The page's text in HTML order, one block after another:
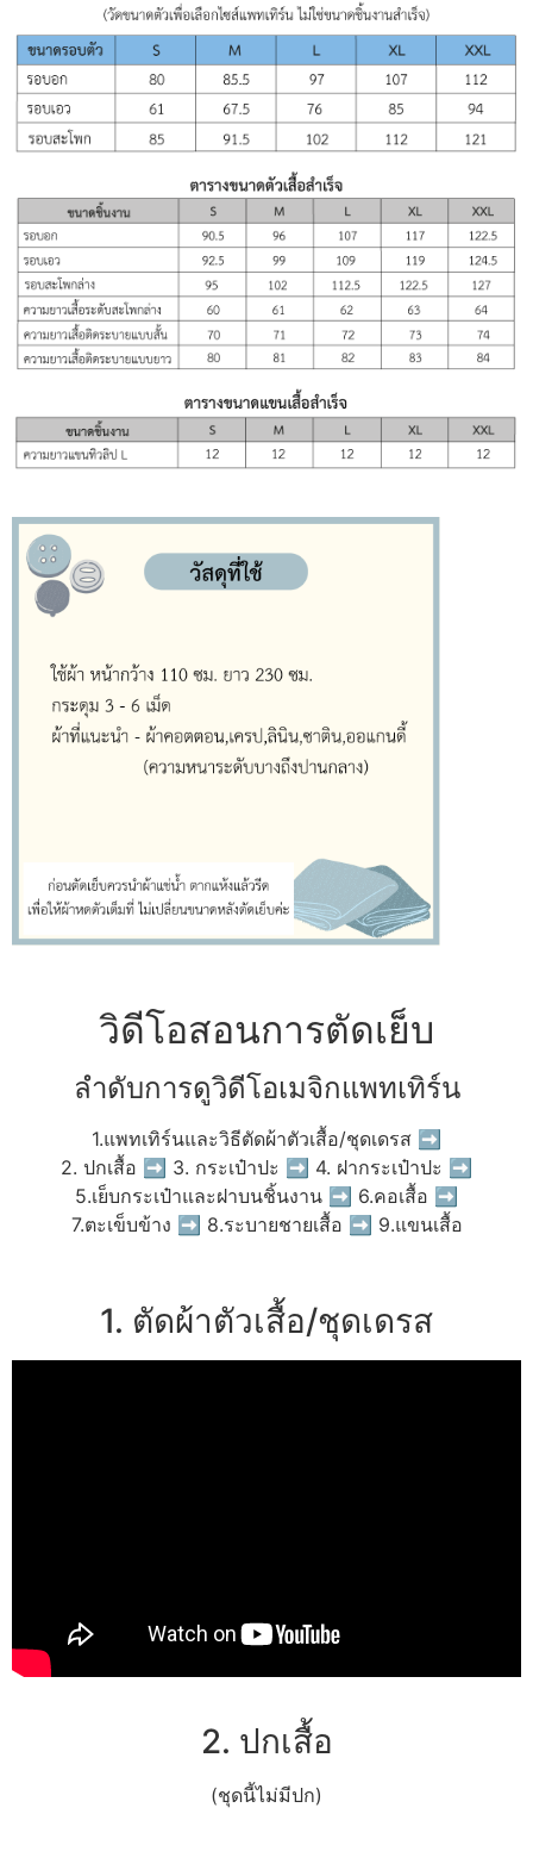
วิดีโอสอนการตัดเย็บ
ลำดับการดูวิดีโอเมจิกแพทเทิร์น
1.แพทเทิร์นและวิธีตัดผ้าตัวเสื้อ/ชุดเดรส ➡
2. ปกเสื้อ ➡ 3. กระเป๋าปะ ➡ 4. ฝากระเป๋าปะ ➡
5.เย็บกระเป๋าและฝาบนชิ้นงาน ➡ 6.คอเสื้อ ➡
7.ตะเข็บข้าง ➡ 8.ระบายชายเสื้อ ➡ 9.แขนเสื้อ
1. ตัดผ้าตัวเสื้อ/ชุดเดรส
2. ปกเสื้อ
(ชุดนี้ไม่มีปก)